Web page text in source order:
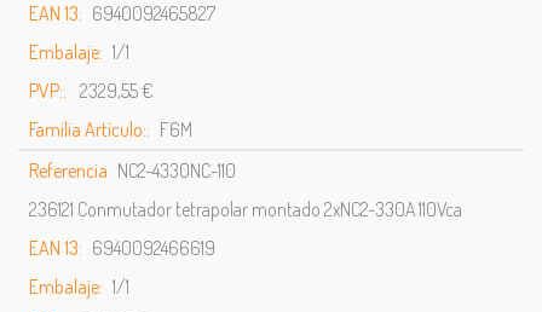
EAN 13: 6940092465827
Embalaje: 1/1
PVP:: 2329,55 €
Familia Artículo:: F6M
Referencia NC2-4330NC-110
236121 Conmutador tetrapolar montado 2xNC2-330A 110Vca
EAN 13: 6940092466619
Embalaje: 1/1